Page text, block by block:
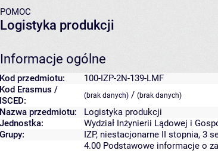
POMOC
Logistyka produkcji
Informacje ogólne
Kod przedmiotu:
100-IZP-2N-139-LMF
Kod Erasmus /
ISCED:
(brak danych) / (brak danych)
Nazwa przedmiotu:
Logistyka produkcji
Jednostka:
Wydział Inżynierii Lądowej i
Grupy:
IZP, niestacjonarne II stopnia, 3
4.00 Podstawowe informacje o